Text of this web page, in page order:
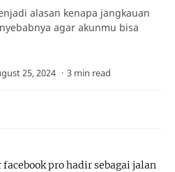
alasan kenapa jangkauan
agar akunmu bisa
3 min read
pro hadir sebagai jalan